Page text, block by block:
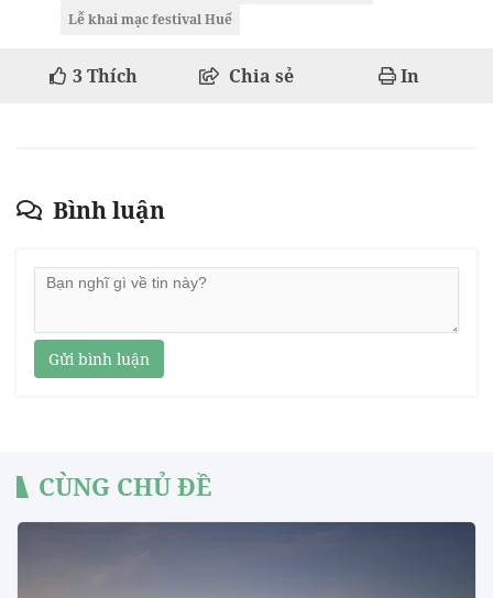
Lễ khai mạc festival Huế
3Thích Chia sẻ In
Bình luận
Gửi bình luận
CÙNG CHỦ ĐỀ